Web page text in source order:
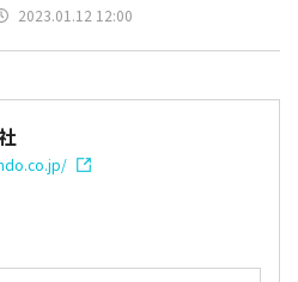
2023.01.12 12:00